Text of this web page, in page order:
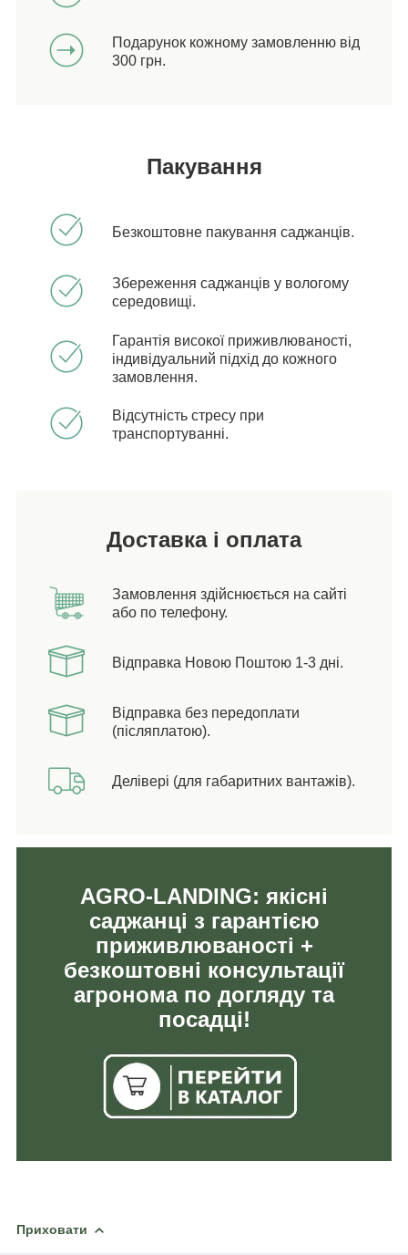
Подарунок кожному замовленню від
300 грн.
Пакування
Безкоштовне пакування саджанців.
Збереження саджанців у вологому
середовищі.
Гарантія високої приживлюваності,
індивідуальний підхід до кожного
замовлення.
Відсутність стресу при
транспортуванні.
Доставка і оплата
Замовлення здійснюється на сайті
або по телефону.
Відправка Новою Поштою 1-3 дні.
Відправка без передоплати
(післяплатою).
Делівері (для габаритних вантажів).
AGRO-LANDING: якісні
саджанці з гарантією
приживлюваності +
безкоштовні консультації
агронома по догляду та
посадці!
Приховати